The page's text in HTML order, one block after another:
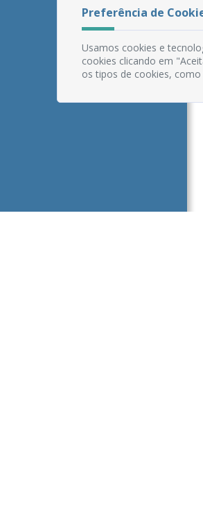
Preferência de
Usamos cookies e
cookies clicando em
os tipos de cookies,